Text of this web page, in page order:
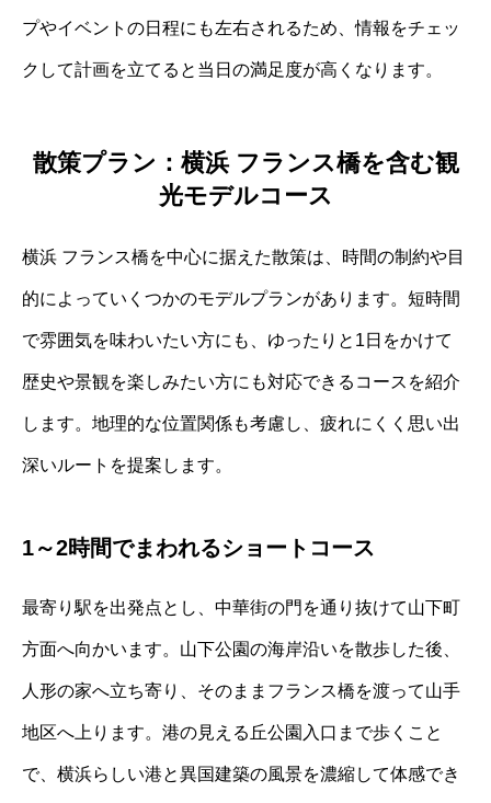
プやイベントの日程にも左右されるため、情報をチェッ
クして計画を立てると当日の満足度が高くなります。
散策プラン：横浜 フランス橋を含む観
光モデルコース
横浜 フランス橋を中心に据えた散策は、時間の制約や目
的によっていくつかのモデルプランがあります。短時間
で雰囲気を味わいたい方にも、ゆったりと1日をかけて
歴史や景観を楽しみたい方にも対応できるコースを紹介
します。地理的な位置関係も考慮し、疲れにくく思い出
深いルートを提案します。
1～2時間でまわれるショートコース
最寄り駅を出発点とし、中華街の門を通り抜けて山下町
方面へ向かいます。山下公園の海岸沿いを散歩した後、
人形の家へ立ち寄り、そのままフランス橋を渡って山手
地区へ上ります。港の見える丘公園入口まで歩くこと
で、横浜らしい港と異国建築の風景を濃縮して体感でき